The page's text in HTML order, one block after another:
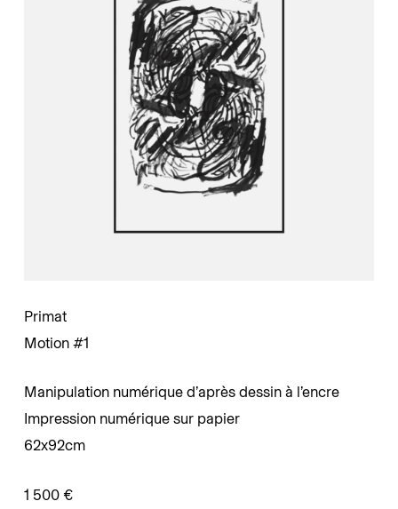
Primat
Motion #1
Manipulation numérique d’après dessin à l’encre
Impression numérique sur papier
62x92cm
1 500 €